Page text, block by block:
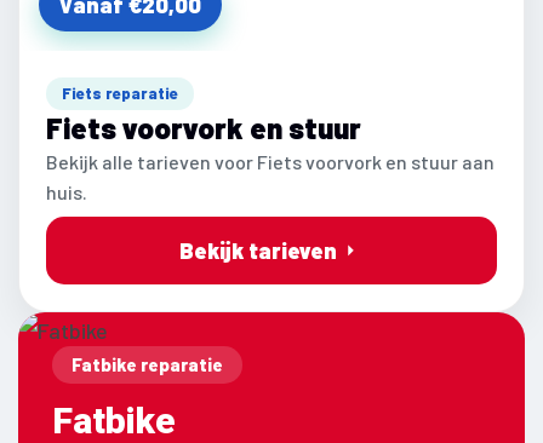
Fiets reparatie
Fiets voorvork en stuur
Bekijk alle tarieven voor Fiets voorvork en stuur aan
huis.
Bekijk tarieven
Fatbike reparatie
Fatbike